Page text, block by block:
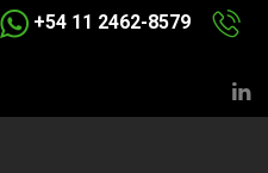
+54 11 2462-8579